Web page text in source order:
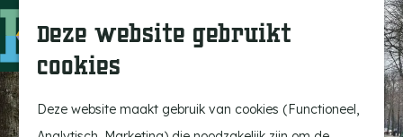
Deze website gebruikt
cookies
Deze website maakt gebruik van cookies (Functioneel,
G
a
n
o
e
MBeleef Bergeijk
Kempen Dinerbon